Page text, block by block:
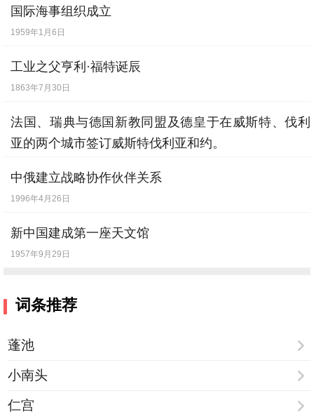
天属缀人心，念别无会期。存亡永乖隔，不
忍与之辞。
儿前抱我颈，问母欲何之。人言母当去，岂
复有还时。
阿母常仁恻，今何更不慈。我尚未成人，奈
何不顾思。
发复回疑。
叫声摧裂。
去去割情恋，遄征日遐迈。悠悠三千里，何
时复交会。
念我出腹子，胸臆为摧败。既至家人尽，又
国际海事组织成立
1959年1月6日
工业之父亨利·福特诞辰
1863年7月30日
法国、瑞典与德国新教同盟及德皇于在威斯特、伐利
亚的两个城市签订威斯特伐利亚和约。
中俄建立战略协作伙伴关系
1996年4月26日
新中国建成第一座天文馆
1957年9月29日
词条推荐
蓬池
小南头
仁宫